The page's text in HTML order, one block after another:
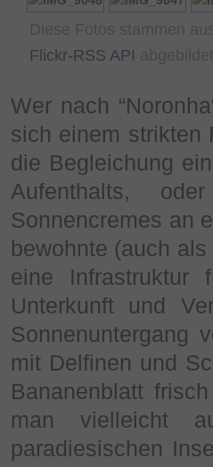
Flickr-RSS API
Wer nach
sich einem strikten
die Begleichung
Aufenthalts,
Sonnencremes an
bewohnte (auch
eine Infrastruktur
Unterkunft und
Sonnenuntergang
mit Delfinen und
Bananenblatt
man vielleicht
paradiesischen